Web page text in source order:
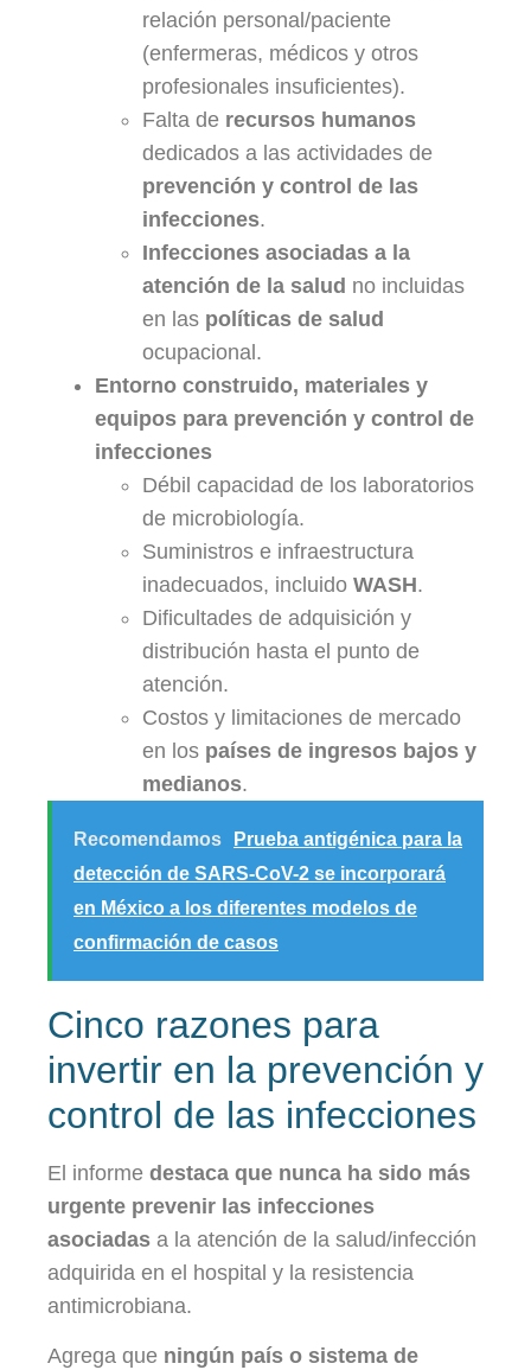
relación personal/paciente
(enfermeras, médicos y otros
profesionales insuficientes).
Falta de recursos humanos
dedicados a las actividades de
prevención y control de las
infecciones.
Infecciones asociadas a la
atención de la salud no incluidas
en las políticas de salud
ocupacional.
Entorno construido, materiales y
equipos para prevención y control de
infecciones
Débil capacidad de los laboratorios
de microbiología.
Suministros e infraestructura
inadecuados, incluido WASH.
Dificultades de adquisición y
distribución hasta el punto de
atención.
Costos y limitaciones de mercado
en los países de ingresos bajos y
medianos.
Recomendamos
Prueba antigénica para la
detección de SARS-CoV-2 se incorporará
en México a los diferentes modelos de
confirmación de casos
Cinco razones para
invertir en la prevención y
control de las infecciones
El informe destaca que nunca ha sido más
urgente prevenir las infecciones
asociadas a la atención de la salud/infección
adquirida en el hospital y la resistencia
antimicrobiana.
Agrega que ningún país o sistema de